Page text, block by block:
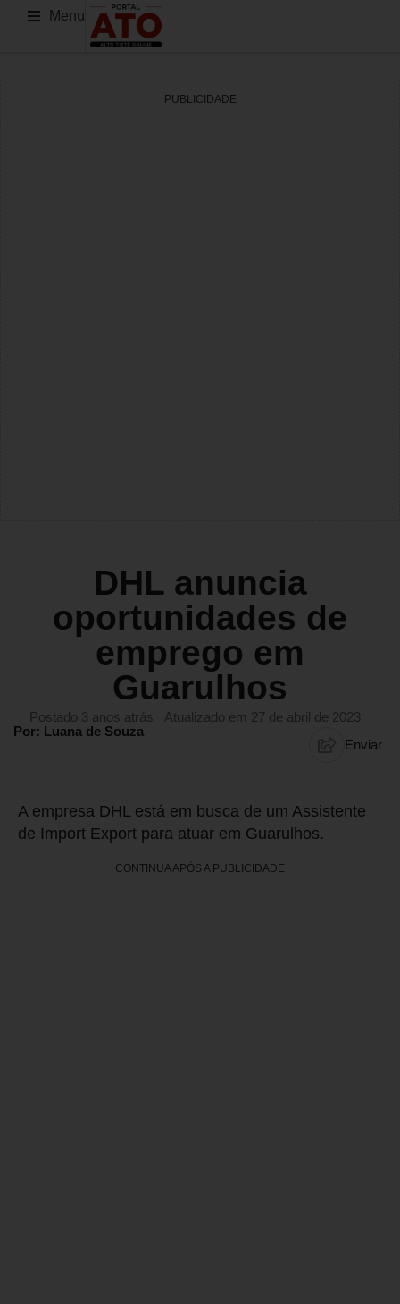
Menu
PUBLICIDADE
DHL anuncia
oportunidades de
emprego em
Guarulhos
Postado 3 anos atrás
Atualizado em 27 de abril de 2023
Por: Luana de Souza
Enviar
A empresa DHL está em busca de um Assistente
de Import Export para atuar em Guarulhos.
CONTINUA APÓS A PUBLICIDADE